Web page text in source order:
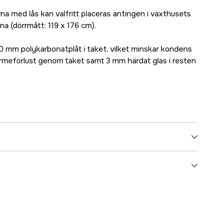
med lås kan valfritt placeras antingen i växthusets
(dörrmått: 119 x 176 cm).
mm polykarbonatplåt i taket, vilket minskar kondens
genom taket samt 3 mm härdat glas i resten